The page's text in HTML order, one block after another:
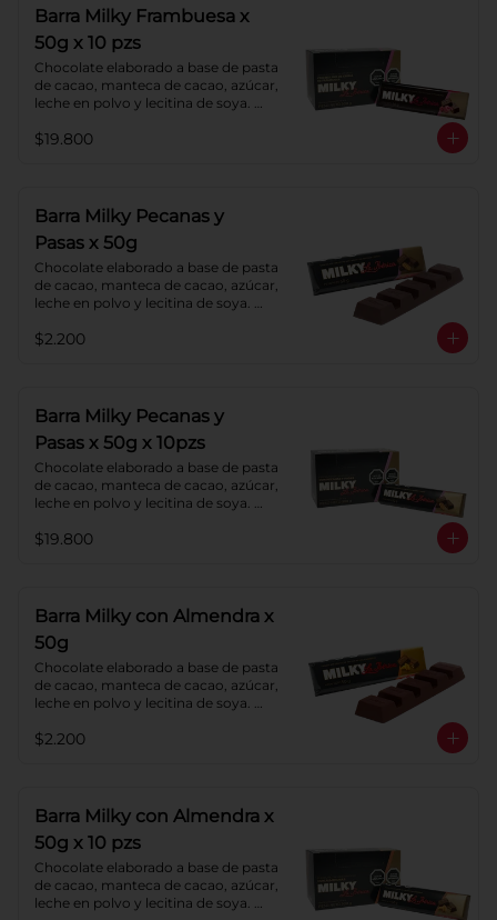
Barra Milky Frambuesa x
50g x 10 pzs
Chocolate elaborado a base de pasta
de cacao, manteca de cacao, azúcar,
leche en polvo y lecitina de soya.
$19.800
Barra Milky Pecanas y
Pasas x 50g
Chocolate elaborado a base de pasta
de cacao, manteca de cacao, azúcar,
leche en polvo y lecitina de soya.
Porcentaje de Cacao: 40%
$2.200
Barra Milky Pecanas y
Pasas x 50g x 10pzs
Chocolate elaborado a base de pasta
de cacao, manteca de cacao, azúcar,
leche en polvo y lecitina de soya.
Porcentaje de Cacao: 40%
$19.800
Barra Milky con Almendra x
50g
Chocolate elaborado a base de pasta
de cacao, manteca de cacao, azúcar,
leche en polvo y lecitina de soya.
cacao: 40%.
$2.200
Barra Milky con Almendra x
50g x 10 pzs
Chocolate elaborado a base de pasta
de cacao, manteca de cacao, azúcar,
leche en polvo y lecitina de soya.